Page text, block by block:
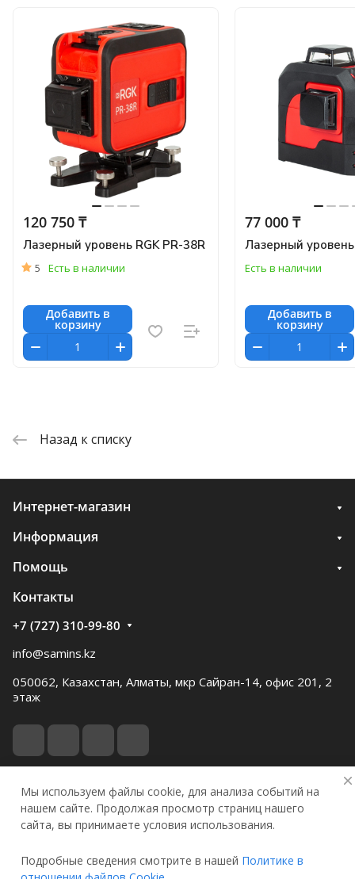
120 750 ₸
Лазерный уровень RGK PR-38R
5 Есть в наличии
Добавить в
корзину
77 000 ₸
Лазерный уровень
Есть в наличии
Добавить в
корзину
Назад к списку
Интернет-магазин
Информация
Помощь
Контакты
+7 (727) 310-99-80
info@samins.kz
050062, Казахстан, Алматы, мкр Сайран-14, офис 201, 2
этаж
© 2026 Samgau instruments
Конфиденциальность
Оферта
Мы используем файлы cookie, для анализа событий на
нашем сайте. Продолжая просмотр страниц нашего
сайта, вы принимаете условия использования.
Подробные сведения смотрите в нашей Политике в